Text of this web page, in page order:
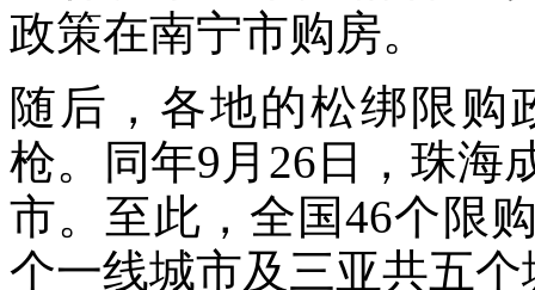
政策在南宁市购房。
随后，各地的松绑限购
枪。同年9月26日，珠海
市。至此，全国46个限
个一线城市及三亚共五